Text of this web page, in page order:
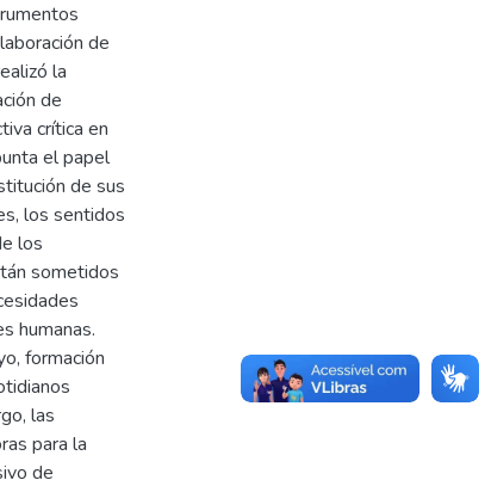
de
la
de
crítica en
el papel
de sus
los sentidos
los
sometidos
humanas.
formación
las
para la
de